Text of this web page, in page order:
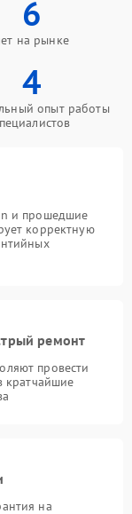
6
на рынке
4
опыт работы
и прошедшие
корректную
ремонт
провести
кратчайшие
на